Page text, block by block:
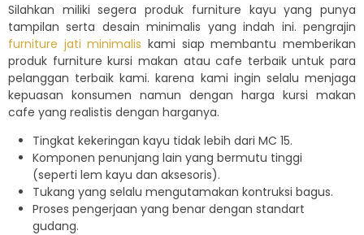
Silahkan miliki segera produk furniture kayu yang punya
tampilan serta desain minimalis yang indah ini. pengrajin
furniture jati minimalis kami siap membantu memberikan
produk furniture kursi makan atau cafe terbaik untuk para
pelanggan terbaik kami. karena kami ingin selalu menjaga
kepuasan konsumen namun dengan harga kursi makan
cafe yang realistis dengan harganya.
Tingkat kekeringan kayu tidak lebih dari MC 15.
Komponen penunjang lain yang bermutu tinggi
(seperti lem kayu dan aksesoris).
Tukang yang selalu mengutamakan kontruksi bagus.
Proses pengerjaan yang benar dengan standart
gudang.